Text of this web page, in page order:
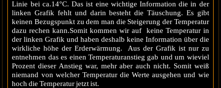
Linie bei ca.14°C. Das ist eine wichtige Information die in der
linken Grafik fehlt und darin besteht die Täuschung. Es gibt
keinen Bezugspunkt zu dem man die Steigerung der Temperatur
dazu rechen kann.Somit kommen wir auf keine Temperatur in
der linken Grafik und haben deshalb keine Information über die
wirkliche höhe der Erderwärmung. Aus der Grafik ist nur zu
entnehmen das es einen Temperaturanstieg gab und um wieviel
Prozent dieser Anstieg war, mehr aber auch nicht. Somit weiß
niemand von welcher Temperatur die Werte ausgehen und wie
hoch die Temperatur jetzt ist.